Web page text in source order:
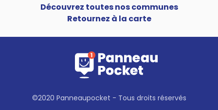
Découvrez toutes nos communes
Retournez à la carte
©2020 Panneaupocket - Tous droits réservés